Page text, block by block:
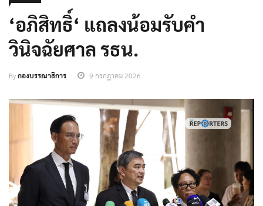
‘อภิสิทธิ์‘ แถลงน้อมรับคำ
วินิจฉัยศาล รธน.
Byกองบรรณาธิการ 9 กรกฎาคม 2026